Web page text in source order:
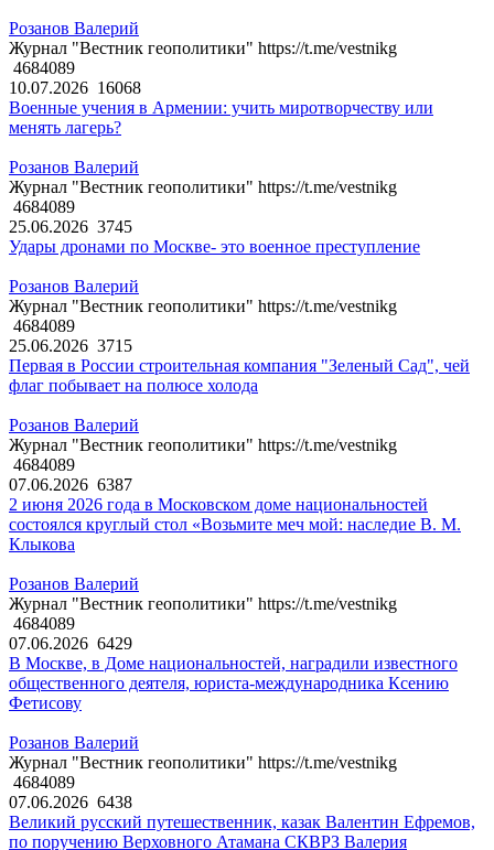
Розанов Валерий
Журнал "Вестник геополитики" https://t.me/vestnikg
4684089
10.07.2026 16068
Военные учения в Армении: учить миротворчеству или
менять лагерь?
Розанов Валерий
Журнал "Вестник геополитики" https://t.me/vestnikg
4684089
25.06.2026 3745
Удары дронами по Москве- это военное преступление
Розанов Валерий
Журнал "Вестник геополитики" https://t.me/vestnikg
4684089
25.06.2026 3715
Первая в России строительная компания "Зеленый Сад", чей
флаг побывает на полюсе холода
Розанов Валерий
Журнал "Вестник геополитики" https://t.me/vestnikg
4684089
07.06.2026 6387
2 июня 2026 года в Московском доме национальностей
состоялся круглый стол «Возьмите меч мой: наследие В. М.
Клыкова
Розанов Валерий
Журнал "Вестник геополитики" https://t.me/vestnikg
4684089
07.06.2026 6429
В Москве, в Доме национальностей, наградили известного
общественного деятеля, юриста-международника Ксению
Фетисову
Розанов Валерий
Журнал "Вестник геополитики" https://t.me/vestnikg
4684089
07.06.2026 6438
Великий русский путешественник, казак Валентин Ефремов,
по поручению Верховного Атамана СКВРЗ Валерия